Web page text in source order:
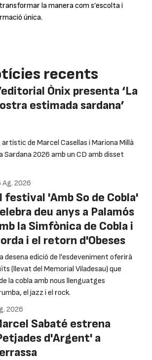
la manera com s’escolta i
única.
recents
Ònix presenta ‘La
estimada sardana’
artístic de Marcel Casellas i Mariona Millà
Sardana 2026 amb un CD amb disset
Ag. 2026
festival 'Amb So de Cobla'
deu anys a Palamós
la Simfònica de Cobla i
i el retorn d'Obeses
desena edició de l'esdeveniment oferirà
(llevat del Memorial Viladesau) que
la cobla amb nous llenguatges
el jazz i el rock.
2026
Sabaté estrena
d'Argent' a